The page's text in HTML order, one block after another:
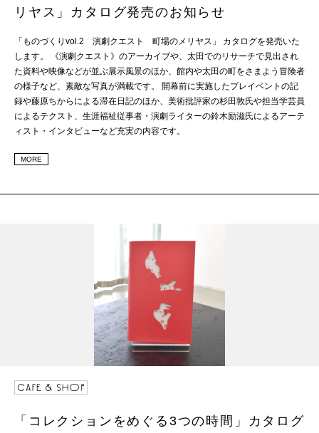
リヤス」カタログ発売のお知らせ
「ものづくりvol.2 演劇クエスト 町場のメリヤス」 カタログを発売いた
します。 《演劇クエスト》のアーカイブや、太田でのリサーチで見出され
た資料や映像などが並ぶ展示風景のほか、館内や太田の町をさまよう冒険者
の様子など、素敵な写真が満載です。 開幕前に実施したプレイベントの記
録や藤原ちからによる滞在日記のほか、美術批評家の杉田敦氏や担当学芸員
によるテクスト、生涯福祉従事者・演劇ライターの鈴木励滋氏によるアーテ
ィスト・インタビューなど充実の内容です。
MORE
「コレクションをめぐる3つの時間」カタログ